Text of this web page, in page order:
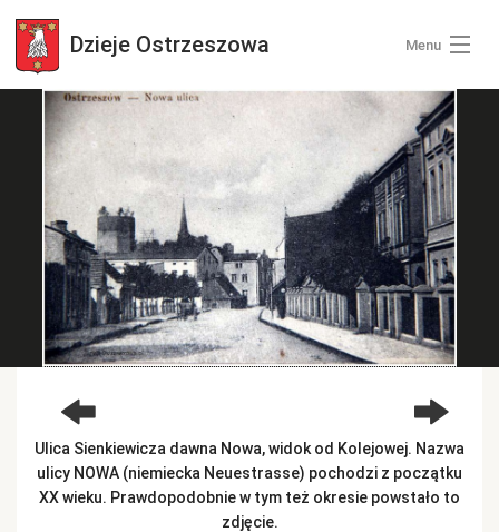
Dzieje Ostrzeszowa Menu
Wszystkie zdjęcia
Kategorie zdjęć
Zaloguj się
+ Dodaj zdjęcia
Ulica Sienkiewicza dawna Nowa, widok od Kolejowej. Nazwa
ulicy NOWA (niemiecka Neuestrasse) pochodzi z początku
XX wieku. Prawdopodobnie w tym też okresie powstało to
zdjęcie.